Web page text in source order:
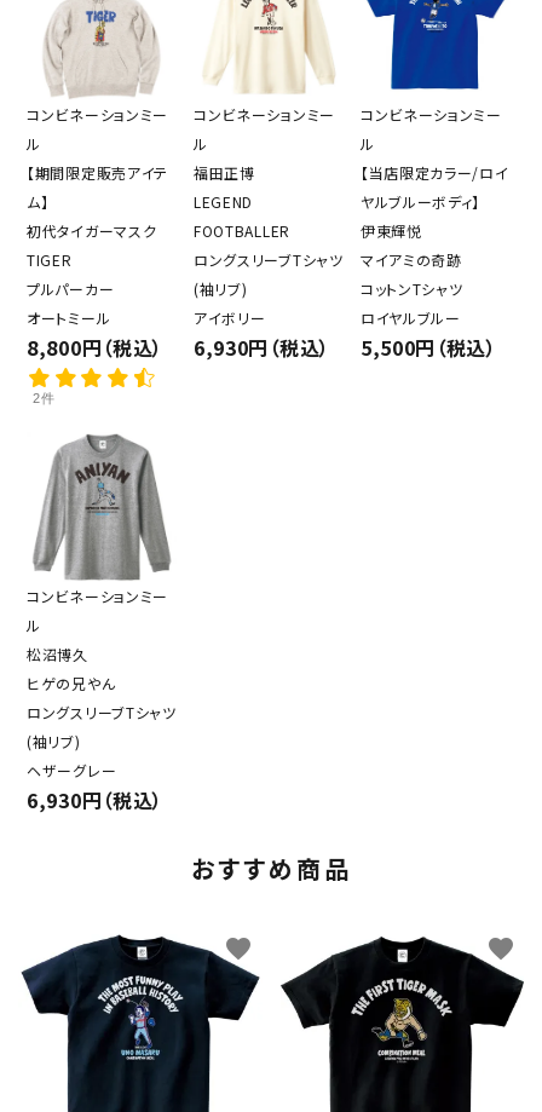
コンビネーションミー
ル
【期間限定販売アイテ
ム】
初代タイガーマスク
TIGER
プルパーカー
オートミール
8,800円（税込）
2件
コンビネーションミー
ル
福田正博
LEGEND
FOOTBALLER
ロングスリーブTシャツ
(袖リブ)
アイボリー
6,930円（税込）
コンビネーションミー
ル
【当店限定カラー/ロイ
ヤルブルーボディ】
伊東輝悦
マイアミの奇跡
コットンTシャツ
ロイヤルブルー
5,500円（税込）
コンビネーションミー
ル
松沼博久
ヒゲの兄やん
ロングスリーブTシャツ
(袖リブ)
ヘザーグレー
6,930円（税込）
おすすめ商品
favorite favorite